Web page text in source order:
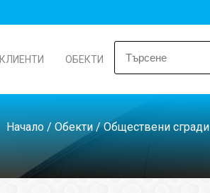
КЛИЕНТИ ОБЕКТИ
Начало / Обекти/Обществени сгради